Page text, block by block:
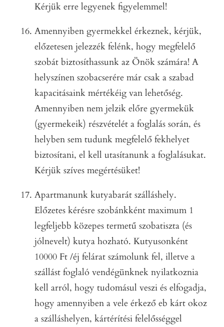
Kérjük erre legyenek figyelemmel!
Amennyiben gyermekkel érkeznek, kérjük,
előzetesen jelezzék felénk, hogy megfelelő
szobát biztosíthassunk az Önök számára! A
helyszínen szobacserére már csak a szabad
kapacitásaink mértékéig van lehetőség.
Amennyiben nem jelzik előre gyermekük
(gyermekeik) részvételét a foglalás során, és
helyben sem tudunk megfelelő fekhelyet
biztosítani, el kell utasítanunk a foglalásukat.
Kérjük szíves megértésüket!
Apartmanunk kutyabarát szálláshely.
Előzetes kérésre szobánkként maximum 1
legfeljebb közepes termetű szobatiszta (és
jólnevelt) kutya hozható. Kutyusonként
10000 Ft /éj felárat számolunk fel, illetve a
szállást foglaló vendégünknek nyilatkoznia
kell arról, hogy tudomásul veszi és elfogadja,
hogy amennyiben a vele érkező eb kárt okoz
a szálláshelyen, kártérítési felelősséggel